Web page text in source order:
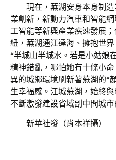
現在，蕪湖安身本身制
業創新，新動力汽車和智能
工智能等新興產業疾速發展
紐，蕪湖通江達海、擁抱世
“半城山半城水。若是小姑娘
精神錯亂，哪怕她有十條小
異的城鄉環境刷新著蕪湖的“
生幸福感。江城蕪湖，始終
不斷激發建設省域副中間城市
新華社發（肖本祥攝）